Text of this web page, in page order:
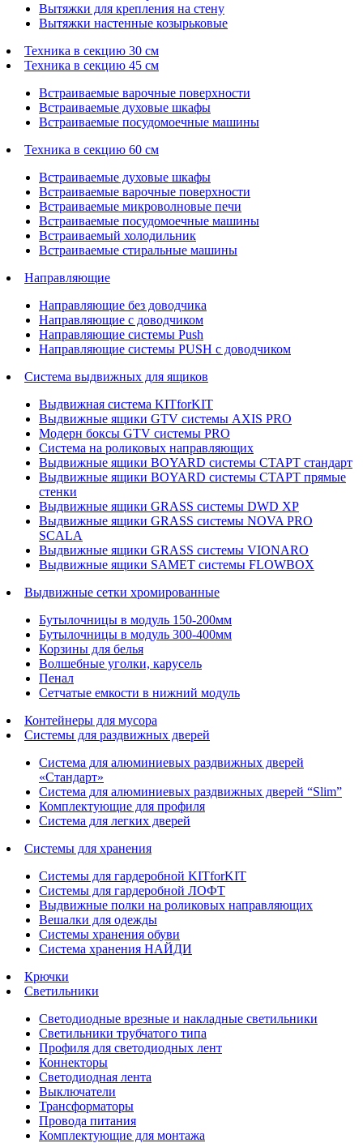
Вытяжки для крепления на стену
Вытяжки настенные козырьковые
Техника в секцию 30 см
Техника в секцию 45 см
Встраиваемые варочные поверхности
Встраиваемые духовые шкафы
Встраиваемые посудомоечные машины
Техника в секцию 60 см
Встраиваемые духовые шкафы
Встраиваемые варочные поверхности
Встраиваемые микроволновые печи
Встраиваемые посудомоечные машины
Встраиваемый холодильник
Встраиваемые стиральные машины
Направляющие
Направляющие без доводчика
Направляющие с доводчиком
Направляющие системы Push
Направляющие системы PUSH с доводчиком
Система выдвижных для ящиков
Выдвижная система KITforKIT
Выдвижные ящики GTV системы AXIS PRO
Модерн боксы GTV системы PRO
Система на роликовых направляющих
Выдвижные ящики BOYARD системы СТАРТ стандарт
Выдвижные ящики BOYARD системы СТАРТ прямые
стенки
Выдвижные ящики GRASS системы DWD XP
Выдвижные ящики GRASS системы NOVA PRO
SCALA
Выдвижные ящики GRASS системы VIONARO
Выдвижные ящики SAMET системы FLOWBOX
Выдвижные сетки хромированные
Бутылочницы в модуль 150-200мм
Бутылочницы в модуль 300-400мм
Корзины для белья
Волшебные уголки, карусель
Пенал
Cетчатые емкости в нижний модуль
Контейнеры для мусора
Системы для раздвижных дверей
Система для алюминиевых раздвижных дверей
«Стандарт»
Система для алюминиевых раздвижных дверей “Slim”
Комплектующие для профиля
Система для легких дверей
Системы для хранения
Системы для гардеробной KITforKIT
Системы для гардеробной ЛОФТ
Выдвижные полки на роликовых направляющих
Вешалки для одежды
Системы хранения обуви
Система хранения НАЙДИ
Крючки
Светильники
Светодиодные врезные и накладные светильники
Светильники трубчатого типа
Профиля для светодиодных лент
Коннекторы
Светодиодная лента
Выключатели
Трансформаторы
Провода питания
Комплектующие для монтажа